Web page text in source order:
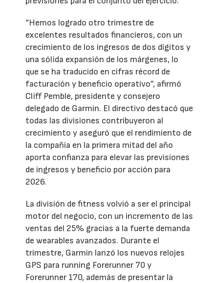
“Hemos logrado otro trimestre de
excelentes resultados financieros, con un
crecimiento de los ingresos de dos dígitos y
una sólida expansión de los márgenes, lo
que se ha traducido en cifras récord de
facturación y beneficio operativo”, afirmó
Cliff Pemble, presidente y consejero
delegado de Garmin. El directivo destacó que
todas las divisiones contribuyeron al
crecimiento y aseguró que el rendimiento de
la compañía en la primera mitad del año
aporta confianza para elevar las previsiones
de ingresos y beneficio por acción para
2026.
La división de fitness volvió a ser el principal
motor del negocio, con un incremento de las
ventas del 25% gracias a la fuerte demanda
de wearables avanzados. Durante el
trimestre, Garmin lanzó los nuevos relojes
GPS para running Forerunner 70 y
Forerunner 170, además de presentar la